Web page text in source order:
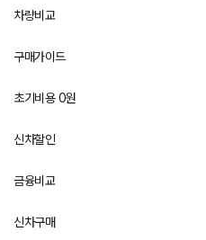
차량비교
구매가이드
초기비용 0원
신차할인
금융비교
신차구매